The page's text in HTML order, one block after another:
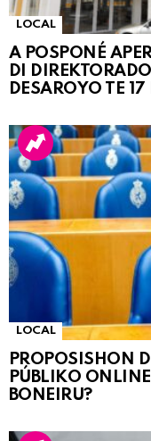
LOCAL
A POSPONÉ
DI
DESAROYO TE
LOCAL
PROPOSISHON
PÚBLIKO
BONEIRU?